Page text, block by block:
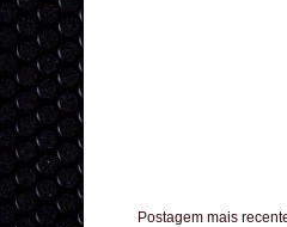
Postagem mais